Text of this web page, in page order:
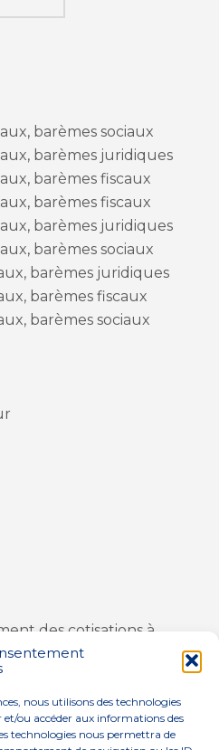
nous utilisons des technologies
et/ou accéder aux informations des
technologies nous permettra de
barèmes sociaux
barèmes juridiques
barèmes fiscaux
barèmes fiscaux
barèmes juridiques
barèmes sociaux
barèmes juridiques
barèmes fiscaux
barèmes sociaux
des cotisations à
: annulation de la
l’air dans les ERP
dernières évolutions